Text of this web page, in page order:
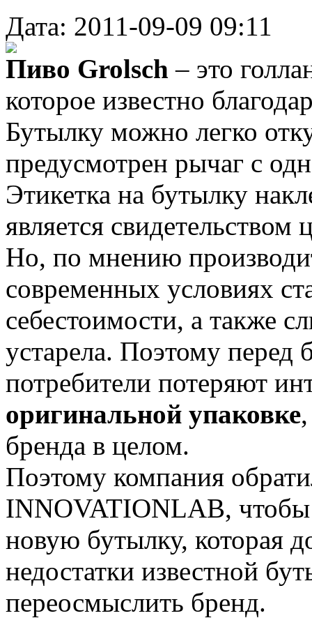
Дата: 2011-09-09 09:11
Пиво Grolsch – это
которое известно
Бутылку можно легко
предусмотрен рычаг с
Этикетка на бутылку
является свидетельством
Но, по мнению
современных условиях
себестоимости, а также
устарела. Поэтому перед
потребители потеряют
оригинальной упаковке
бренда в целом.
Поэтому компания
INNOVATIONLAB, чтобы
новую бутылку, которая
недостатки известной
переосмыслить бренд.